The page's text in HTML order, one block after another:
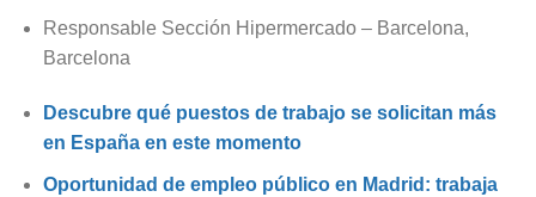
Responsable Sección Hipermercado – Barcelona,
Barcelona
Descubre qué puestos de trabajo se solicitan más
en España en este momento
Oportunidad de empleo público en Madrid: trabaja